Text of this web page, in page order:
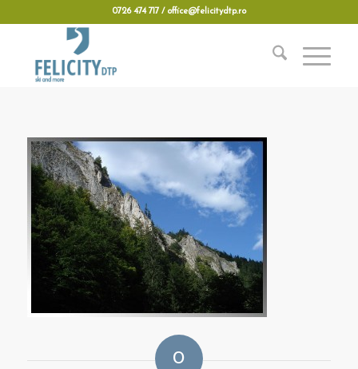
0726 474 717 / office@felicitydtp.ro
0